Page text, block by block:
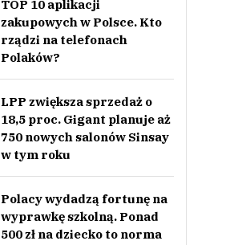
TOP 10 aplikacji
zakupowych w Polsce. Kto
rządzi na telefonach
Polaków?
LPP zwiększa sprzedaż o
18,5 proc. Gigant planuje aż
750 nowych salonów Sinsay
w tym roku
Polacy wydadzą fortunę na
wyprawkę szkolną. Ponad
500 zł na dziecko to norma